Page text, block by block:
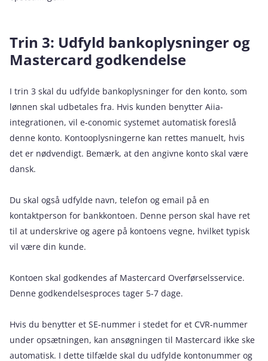
Trin 3: Udfyld bankoplysninger og
Mastercard godkendelse
I trin 3 skal du udfylde bankoplysninger for den konto, som
lønnen skal udbetales fra. Hvis kunden benytter Aiia-
integrationen, vil e‑conomic systemet automatisk foreslå
denne konto. Kontooplysningerne kan rettes manuelt, hvis
det er nødvendigt. Bemærk, at den angivne konto skal være
dansk.
Du skal også udfylde navn, telefon og email på en
kontaktperson for bankkontoen. Denne person skal have ret
til at underskrive og agere på kontoens vegne, hvilket typisk
vil være din kunde.
Kontoen skal godkendes af Mastercard Overførselsservice.
Denne godkendelsesproces tager 5-7 dage.
Hvis du benytter et SE-nummer i stedet for et CVR-nummer
under opsætningen, kan ansøgningen til Mastercard ikke ske
automatisk. I dette tilfælde skal du udfylde kontonummer og